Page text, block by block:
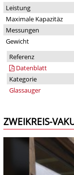
Leistung
Maximale Kapazitäz
Messungen
Gewicht
Referenz
Datenblatt
Kategorie
Glassauger
ZWEIKREIS-